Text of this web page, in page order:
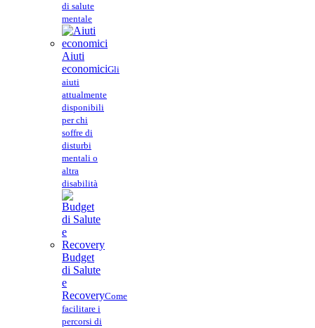
di salute
mentale
Aiuti
economiciGli
aiuti
attualmente
disponibili
per chi
soffre di
disturbi
mentali o
altra
disabilità
Budget
di Salute
e
RecoveryCome
facilitare i
percorsi di